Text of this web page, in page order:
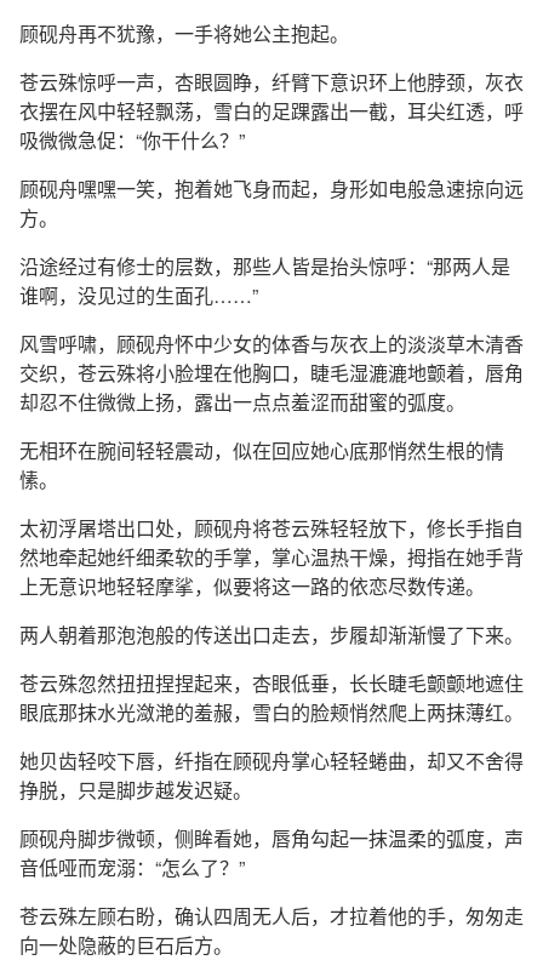
顾砚舟再不犹豫，一手将她公主抱起。
苍云殊惊呼一声，杏眼圆睁，纤臂下意识环上他脖颈，灰衣
衣摆在风中轻轻飘荡，雪白的足踝露出一截，耳尖红透，呼
吸微微急促：“你干什么？”
顾砚舟嘿嘿一笑，抱着她飞身而起，身形如电般急速掠向远
方。
沿途经过有修士的层数，那些人皆是抬头惊呼：“那两人是
谁啊，没见过的生面孔……”
风雪呼啸，顾砚舟怀中少女的体香与灰衣上的淡淡草木清香
交织，苍云殊将小脸埋在他胸口，睫毛湿漉漉地颤着，唇角
却忍不住微微上扬，露出一点点羞涩而甜蜜的弧度。
无相环在腕间轻轻震动，似在回应她心底那悄然生根的情
愫。
太初浮屠塔出口处，顾砚舟将苍云殊轻轻放下，修长手指自
然地牵起她纤细柔软的手掌，掌心温热干燥，拇指在她手背
上无意识地轻轻摩挲，似要将这一路的依恋尽数传递。
两人朝着那泡泡般的传送出口走去，步履却渐渐慢了下来。
苍云殊忽然扭扭捏捏起来，杏眼低垂，长长睫毛颤颤地遮住
眼底那抹水光潋滟的羞赧，雪白的脸颊悄然爬上两抹薄红。
她贝齿轻咬下唇，纤指在顾砚舟掌心轻轻蜷曲，却又不舍得
挣脱，只是脚步越发迟疑。
顾砚舟脚步微顿，侧眸看她，唇角勾起一抹温柔的弧度，声
音低哑而宠溺：“怎么了？”
苍云殊左顾右盼，确认四周无人后，才拉着他的手，匆匆走
向一处隐蔽的巨石后方。